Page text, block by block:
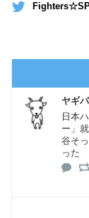
ヤギ
日本
ー」
谷そ
った